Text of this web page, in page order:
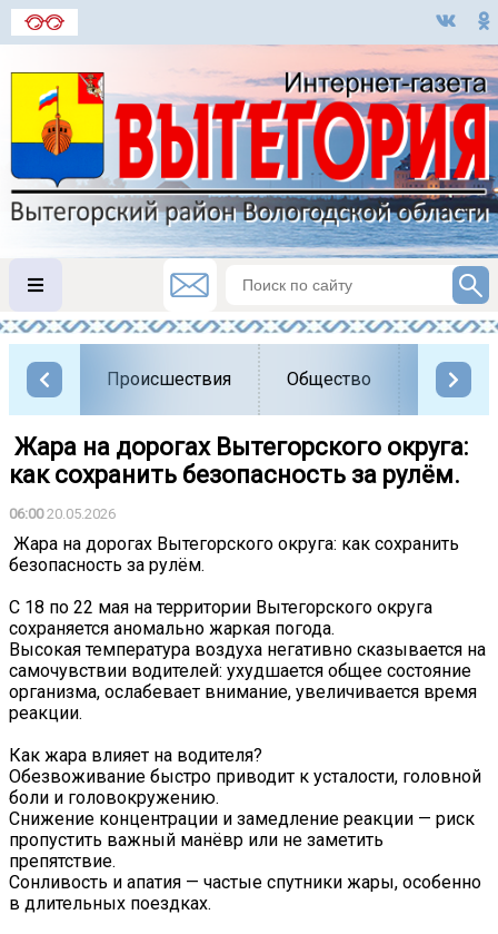
Происшествия Общество Власть
️ Жара на дорогах Вытегорского округа:
как сохранить безопасность за рулём.
06:0020.05.2026
️ Жара на дорогах Вытегорского округа: как сохранить
безопасность за рулём.
️С 18 по 22 мая на территории Вытегорского округа
сохраняется аномально жаркая погода.
️Высокая температура воздуха негативно сказывается на
самочувствии водителей: ухудшается общее состояние
организма, ослабевает внимание, увеличивается время
реакции.
Как жара влияет на водителя?
️Обезвоживание быстро приводит к усталости, головной
боли и головокружению.
️Снижение концентрации и замедление реакции — риск
пропустить важный манёвр или не заметить
препятствие.
️Сонливость и апатия — частые спутники жары, особенно
в длительных поездках.